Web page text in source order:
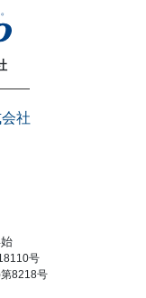
社
号
8218号